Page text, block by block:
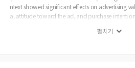
ntext showed significant effects on advertising
a, attitude toward the ad, and purchase
uired to improve advertising effects in airport.
펼치기